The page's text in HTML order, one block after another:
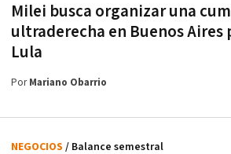
Milei busca organizar una
ultraderecha en Buenos Aires
Lula
PorMariano Obarrio
NEGOCIOS / Balance semestral